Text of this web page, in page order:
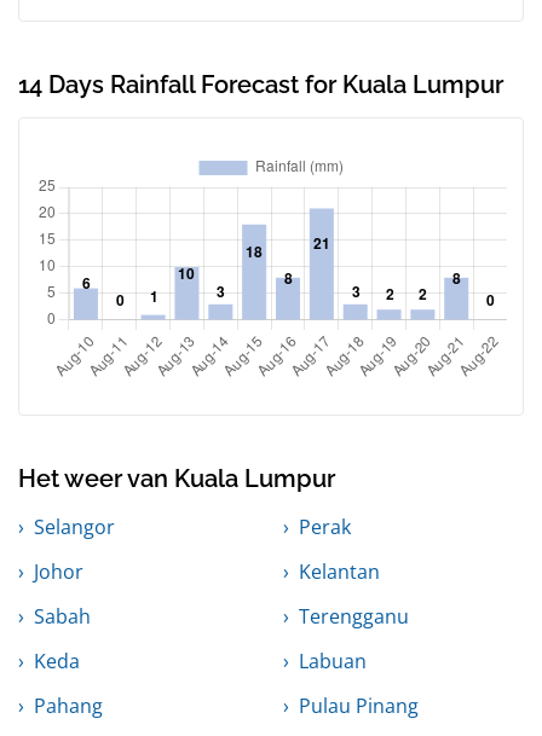
14 Days Rainfall Forecast for Kuala Lumpur
Het weer van Kuala Lumpur
Selangor
Perak
Johor
Kelantan
Sabah
Terengganu
Keda
Labuan
Pahang
Pulau Pinang